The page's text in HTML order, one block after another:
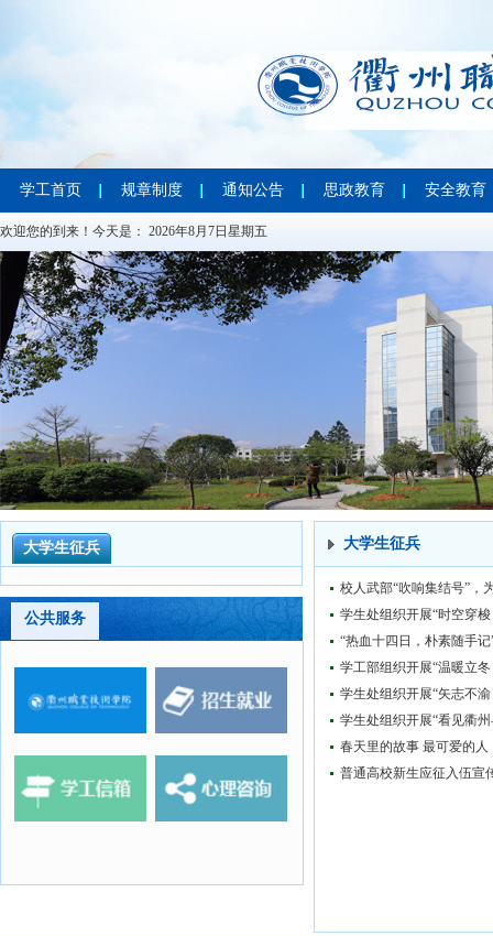
学工首页 规章制度 通知公告 思政教育 安全教育
欢迎您的到来！今天是： 2026年8月7日星期五
大学生征兵
公共服务
大学生征兵
校人武部“吹响集结号”，
学生处组织开展“时空穿
“热血十四日，朴素随手
学工部组织开展“温暖立
学生处组织开展“矢志不
学生处组织开展“看见衢
春天里的故事 最可爱的人
普通高校新生应征入伍宣